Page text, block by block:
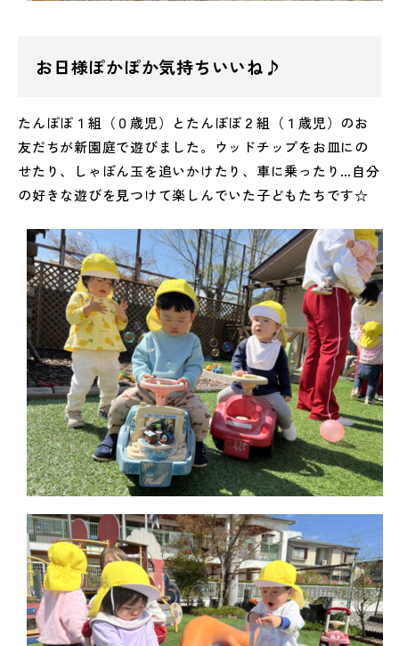
お日様ぽかぽか気持ちいいね♪
たんぽぽ１組（０歳児）とたんぽぽ２組（１歳児）のお
友だちが新園庭で遊びました。ウッドチップをお皿にの
せたり、しゃぼん玉を追いかけたり、車に乗ったり…自分
の好きな遊びを見つけて楽しんでいた子どもたちです☆